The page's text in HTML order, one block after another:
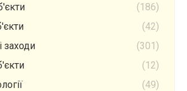
(186)
(42)
заходи
(301)
(12)
(49)